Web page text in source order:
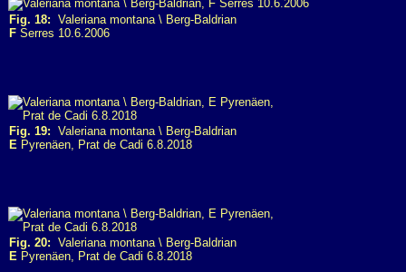
Fig. 18: Valeriana montana \ Berg-Baldrian
F Serres 10.6.2006
Fig. 19: Valeriana montana \ Berg-Baldrian
E Pyrenäen, Prat de Cadi 6.8.2018
Fig. 20: Valeriana montana \ Berg-Baldrian
E Pyrenäen, Prat de Cadi 6.8.2018